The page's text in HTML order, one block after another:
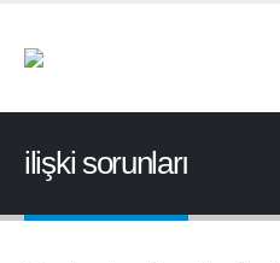
ilişki sorunları